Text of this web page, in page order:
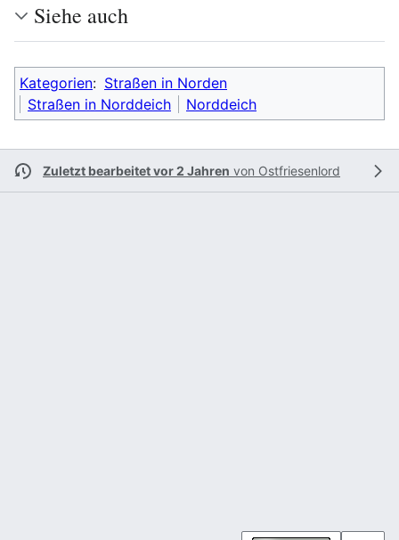
Siehe auch
Kategorien: Straßen in Norden
Straßen in Norddeich
Norddeich
Zuletzt bearbeitet vor 2 Jahren von Ostfriesenlord